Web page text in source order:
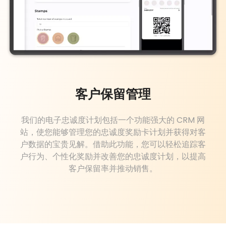
客户保留管理
我们的电子忠诚度计划包括一个功能强大的 CRM 网
站，使您能够管理您的忠诚度奖励卡计划并获得对客
户数据的宝贵见解。借助此功能，您可以轻松追踪客
户行为、个性化奖励并改善您的忠诚度计划，以提高
客户保留率并推动销售。